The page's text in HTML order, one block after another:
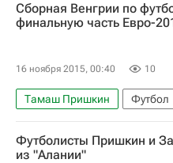
Мехмед Баждаревич
Босния и Герцеговина
Дания
Словения
Сборная Венгрии по
финальную часть Евро-
16 ноября 2015, 00:40 10
Тамаш Пришкин Футбол
Евро-2020 (отборочный
Венгрия
Футболисты Пришкин и
из "Алании"